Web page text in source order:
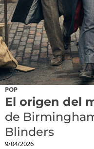
POP
El origen del
de
Blinders
9/04/2026